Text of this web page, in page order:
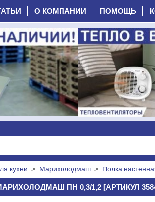
О КОМПАНИИ ПОМОЩЬ
кухни > Марихолодмаш > Полка
ПН 0,3/1,2 [АРТИКУЛ